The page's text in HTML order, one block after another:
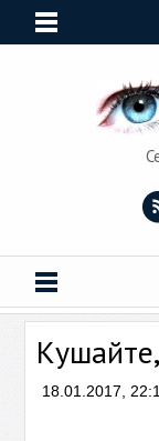
18.01.2017,